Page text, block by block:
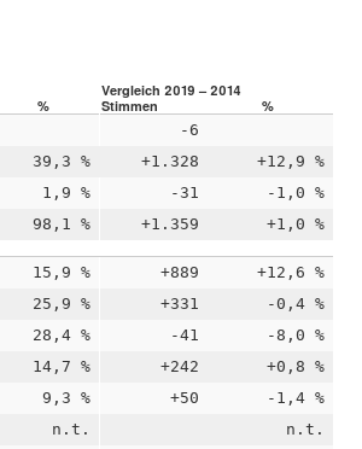
Vergleich 2019 – 2014
% Stimmen %
-6
39,3 % +1.328 +12,9 %
1,9 % -31 -1,0 %
98,1 % +1.359 +1,0 %
15,9 % +889 +12,6 %
25,9 % +331 -0,4 %
28,4 % -41 -8,0 %
14,7 % +242 +0,8 %
9,3 % +50 -1,4 %
n.t. n.t.